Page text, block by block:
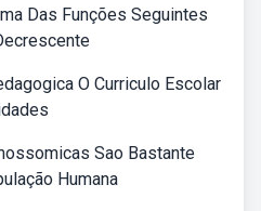
Das Funções Seguintes
O Curriculo Escolar
Sao Bastante
Humana